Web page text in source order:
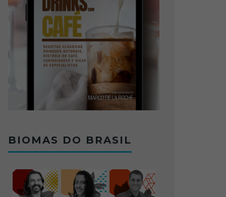
BIOMAS DO BRASIL